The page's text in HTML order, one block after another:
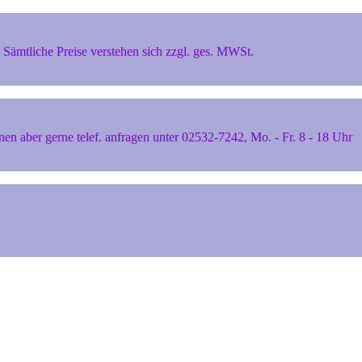
Preise verstehen sich zzgl. ges. MWSt.
aber gerne telef. anfragen unter 02532-7242, Mo. - Fr. 8 - 18 Uhr